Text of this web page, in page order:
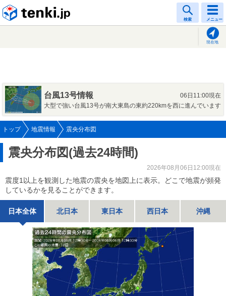
検索 メニュー
現在地
台風13号情報
06日11:00現在
大型で強い台風13号が南大東島の東約220kmを西に進んでいます
トップ 地震情報 震央分布図
震央分布図(過去24時間)
2026年08月06日12:00現在
震度1以上を観測した地震の震央を地図上に表示。どこで地震が頻発
しているかを見ることができます。
日本全体 北日本 東日本 西日本 沖縄